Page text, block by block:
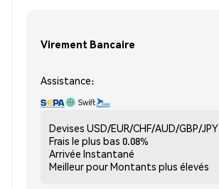
Virement Bancaire
Assistance:
Devises USD/EUR/CHF/AUD/GBP/JPY
Frais le plus bas 0.08%
Arrivée Instantané
Meilleur pourMontants plus élevés